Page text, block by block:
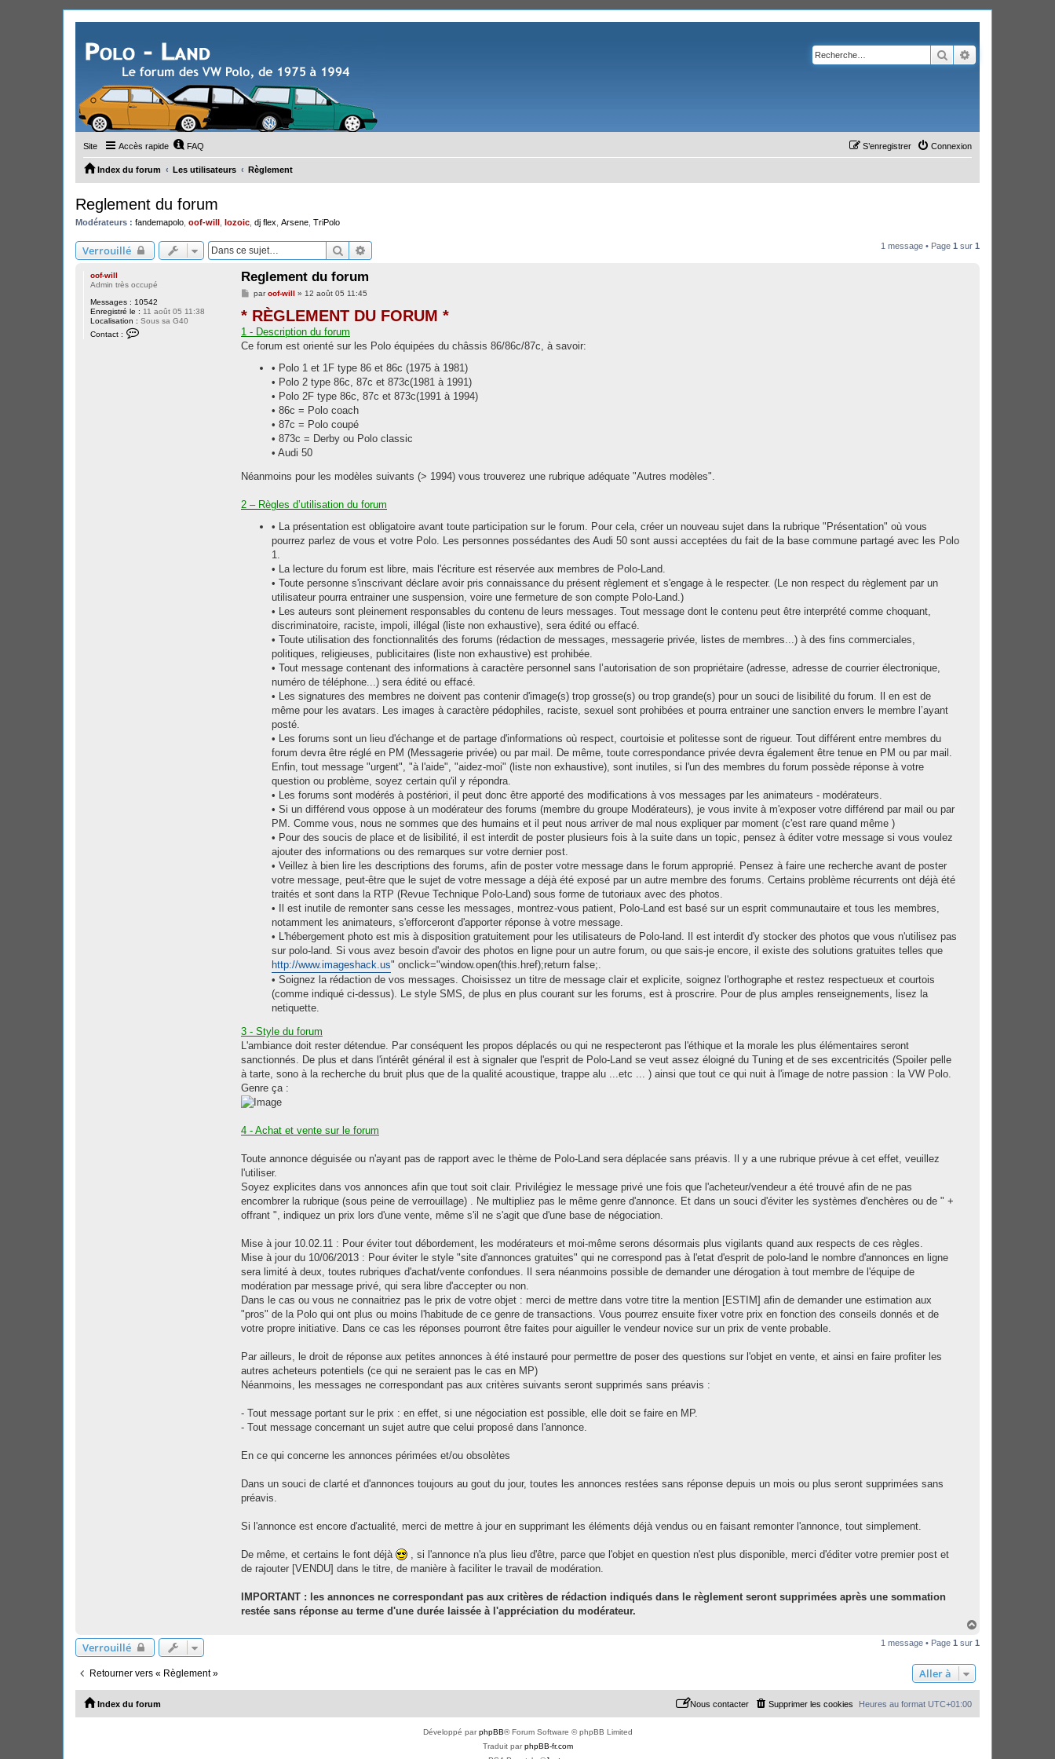
Rechercher
Site Accès rapide FAQ Connexion
S’enregistrer
Index du forum Les utilisateurs Règlement
Reglement du forum
Modérateurs : fandemapolo oof-will lozoic dj flex Arsene TriPolo
Verrouillé Rechercher 1 message • Page 1 sur 1
oof-will
Admin très occupé
Messages : 10542
Enregistré le : 11 août 05 11:38
Localisation : Sous sa G40
Contact :
Reglement du forum
M
s
s
g
e
paroof-will » 12 août 05 11:45
* RÈGLEMENT DU FORUM *
1 - Description du forum
Ce forum est orienté sur les Polo équipées du châssis 86/86c/87c, à savoir:
• Polo 1 et 1F type 86 et 86c (1975 à 1981)
• Polo 2 type 86c, 87c et 873c(1981 à 1991)
• Polo 2F type 86c, 87c et 873c(1991 à 1994)
• 86c = Polo coach
• 87c = Polo coupé
• 873c = Derby ou Polo classic
• Audi 50
Néanmoins pour les modèles suivants (> 1994) vous trouverez une rubrique adéquate "Autres modèles".
2 – Règles d’utilisation du forum
• La présentation est obligatoire avant toute participation sur le forum. Pour cela, créer un nouveau sujet dans la rubrique "Présentation" où vous
pourrez parlez de vous et votre Polo. Les personnes possédantes des Audi 50 sont aussi acceptées du fait de la base commune partagé avec les Polo
1.
• La lecture du forum est libre, mais l'écriture est réservée aux membres de Polo-Land.
• Toute personne s'inscrivant déclare avoir pris connaissance du présent règlement et s'engage à le respecter. (Le non respect du règlement par un
utilisateur pourra entrainer une suspension, voire une fermeture de son compte Polo-Land.)
• Les auteurs sont pleinement responsables du contenu de leurs messages. Tout message dont le contenu peut être interprété comme choquant,
discriminatoire, raciste, impoli, illégal (liste non exhaustive), sera édité ou effacé.
• Toute utilisation des fonctionnalités des forums (rédaction de messages, messagerie privée, listes de membres...) à des fins commerciales,
politiques, religieuses, publicitaires (liste non exhaustive) est prohibée.
• Tout message contenant des informations à caractère personnel sans l’autorisation de son propriétaire (adresse, adresse de courrier électronique,
numéro de téléphone...) sera édité ou effacé.
• Les signatures des membres ne doivent pas contenir d'image(s) trop grosse(s) ou trop grande(s) pour un souci de lisibilité du forum. Il en est de
même pour les avatars. Les images à caractère pédophiles, raciste, sexuel sont prohibées et pourra entrainer une sanction envers le membre l’ayant
posté.
• Les forums sont un lieu d'échange et de partage d'informations où respect, courtoisie et politesse sont de rigueur. Tout différent entre membres du
forum devra être réglé en PM (Messagerie privée) ou par mail. De même, toute correspondance privée devra également être tenue en PM ou par mail.
Enfin, tout message "urgent", "à l'aide", "aidez-moi" (liste non exhaustive), sont inutiles, si l'un des membres du forum possède réponse à votre
question ou problème, soyez certain qu'il y répondra.
• Les forums sont modérés à postériori, il peut donc être apporté des modifications à vos messages par les animateurs - modérateurs.
• Si un différend vous oppose à un modérateur des forums (membre du groupe Modérateurs), je vous invite à m'exposer votre différend par mail ou par
PM. Comme vous, nous ne sommes que des humains et il peut nous arriver de mal nous expliquer par moment (c'est rare quand même )
• Pour des soucis de place et de lisibilité, il est interdit de poster plusieurs fois à la suite dans un topic, pensez à éditer votre message si vous voulez
ajouter des informations ou des remarques sur votre dernier post.
• Veillez à bien lire les descriptions des forums, afin de poster votre message dans le forum approprié. Pensez à faire une recherche avant de poster
votre message, peut-être que le sujet de votre message a déjà été exposé par un autre membre des forums. Certains problème récurrents ont déjà été
traités et sont dans la RTP (Revue Technique Polo-Land) sous forme de tutoriaux avec des photos.
• Il est inutile de remonter sans cesse les messages, montrez-vous patient, Polo-Land est basé sur un esprit communautaire et tous les membres,
notamment les animateurs, s'efforceront d'apporter réponse à votre message.
• L'hébergement photo est mis à disposition gratuitement pour les utilisateurs de Polo-land. Il est interdit d'y stocker des photos que vous n'utilisez pas
sur polo-land. Si vous avez besoin d'avoir des photos en ligne pour un autre forum, ou que sais-je encore, il existe des solutions gratuites telles que
http://www.imageshack.us" onclick="window.open(this.href);return false;.
• Soignez la rédaction de vos messages. Choisissez un titre de message clair et explicite, soignez l'orthographe et restez respectueux et courtois
(comme indiqué ci-dessus). Le style SMS, de plus en plus courant sur les forums, est à proscrire. Pour de plus amples renseignements, lisez la
netiquette.
3 - Style du forum
L'ambiance doit rester détendue. Par conséquent les propos déplacés ou qui ne respecteront pas l'éthique et la morale les plus élémentaires seront
sanctionnés. De plus et dans l'intérêt général il est à signaler que l'esprit de Polo-Land se veut assez éloigné du Tuning et de ses excentricités (Spoiler pelle
à tarte, sono à la recherche du bruit plus que de la qualité acoustique, trappe alu ...etc ... ) ainsi que tout ce qui nuit à l'image de notre passion : la VW Polo.
Genre ça :
4 - Achat et vente sur le forum
Toute annonce déguisée ou n'ayant pas de rapport avec le thème de Polo-Land sera déplacée sans préavis. Il y a une rubrique prévue à cet effet, veuillez
l'utiliser.
Soyez explicites dans vos annonces afin que tout soit clair. Privilégiez le message privé une fois que l'acheteur/vendeur a été trouvé afin de ne pas
encombrer la rubrique (sous peine de verrouillage) . Ne multipliez pas le même genre d'annonce. Et dans un souci d'éviter les systèmes d'enchères ou de " +
offrant ", indiquez un prix lors d'une vente, même s'il ne s'agit que d'une base de négociation.
Mise à jour 10.02.11 : Pour éviter tout débordement, les modérateurs et moi-même serons désormais plus vigilants quand aux respects de ces règles.
Mise à jour du 10/06/2013 : Pour éviter le style "site d'annonces gratuites" qui ne correspond pas à l'etat d'esprit de polo-land le nombre d'annonces en ligne
sera limité à deux, toutes rubriques d'achat/vente confondues. Il sera néanmoins possible de demander une dérogation à tout membre de l'équipe de
modération par message privé, qui sera libre d'accepter ou non.
Dans le cas ou vous ne connaitriez pas le prix de votre objet : merci de mettre dans votre titre la mention [ESTIM] afin de demander une estimation aux
"pros" de la Polo qui ont plus ou moins l'habitude de ce genre de transactions. Vous pourrez ensuite fixer votre prix en fonction des conseils donnés et de
votre propre initiative. Dans ce cas les réponses pourront être faites pour aiguiller le vendeur novice sur un prix de vente probable.
Par ailleurs, le droit de réponse aux petites annonces à été instauré pour permettre de poser des questions sur l'objet en vente, et ainsi en faire profiter les
autres acheteurs potentiels (ce qui ne seraient pas le cas en MP)
Néanmoins, les messages ne correspondant pas aux critères suivants seront supprimés sans préavis :
- Tout message portant sur le prix : en effet, si une négociation est possible, elle doit se faire en MP.
- Tout message concernant un sujet autre que celui proposé dans l'annonce.
En ce qui concerne les annonces périmées et/ou obsolètes
Dans un souci de clarté et d'annonces toujours au gout du jour, toutes les annonces restées sans réponse depuis un mois ou plus seront supprimées sans
préavis.
Si l'annonce est encore d'actualité, merci de mettre à jour en supprimant les éléments déjà vendus ou en faisant remonter l'annonce, tout simplement.
De même, et certains le font déjà
, si l'annonce n'a plus lieu d'être, parce que l'objet en question n'est plus disponible, merci d'éditer votre premier post et
de rajouter [VENDU] dans le titre, de manière à faciliter le travail de modération.
IMPORTANT : les annonces ne correspondant pas aux critères de rédaction indiqués dans le règlement seront supprimées après une sommation
restée sans réponse au terme d'une durée laissée à l'appréciation du modérateur.
u
Verrouillé 1 message • Page 1 sur 1
Retourner vers « Règlement » Aller à
Index du forum Heures au format UTC+01:00
Supprimer les cookies
Nous contacter
Développé parphpBB® Forum Software © phpBB Limited
Traduit parphpBB-fr.com